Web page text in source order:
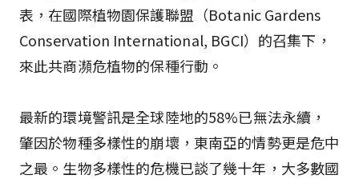
表，在國際植物園保護聯盟（Botanic Gardens
Conservation International, BGCI）的召集下，
來此共商瀕危植物的保種行動。
最新的環境警訊是全球陸地的58%已無法永續，
肇因於物種多樣性的崩壞，東南亞的情勢更是危中
之最。生物多樣性的危機已談了幾十年，大多數國